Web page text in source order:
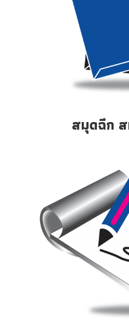
สมุดฉีก